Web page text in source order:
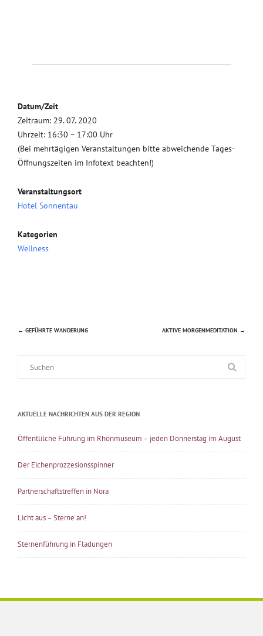
Datum/Zeit
Zeitraum: 29. 07. 2020
Uhrzeit: 16:30 – 17:00 Uhr
(Bei mehrtägigen Veranstaltungen bitte abweichende Tages-
Öffnungszeiten im Infotext beachten!)
Veranstaltungsort
Hotel Sonnentau
Kategorien
Wellness
Beitragsnavigation
← GEFÜHRTE WANDERUNG AKTIVE MORGENMEDITATION →
AKTUELLE NACHRICHTEN AUS DER REGION
Öffentlilche Führung im Rhönmuseum – jeden Donnerstag im August
Der Eichenprozzesionsspinner
Partnerschaftstreffen in Nora
Licht aus – Sterne an!
Sternenführung in Fladungen